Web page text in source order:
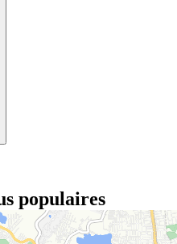
populaires